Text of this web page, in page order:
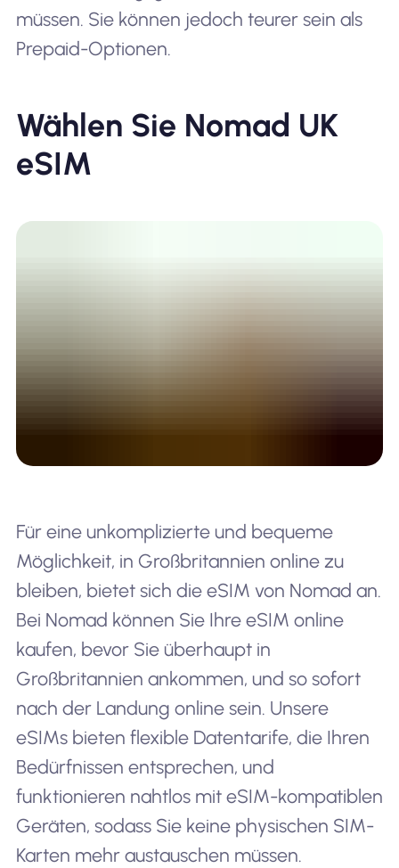
müssen. Sie können jedoch teurer sein als
Prepaid-Optionen.
Wählen Sie Nomad UK
eSIM
Für eine unkomplizierte und bequeme
Möglichkeit, in Großbritannien online zu
bleiben, bietet sich die eSIM von Nomad an.
Bei Nomad können Sie Ihre eSIM online
kaufen, bevor Sie überhaupt in
Großbritannien ankommen, und so sofort
nach der Landung online sein. Unsere
eSIMs bieten flexible Datentarife, die Ihren
Bedürfnissen entsprechen, und
funktionieren nahtlos mit eSIM-kompatiblen
Geräten, sodass Sie keine physischen SIM-
Karten mehr austauschen müssen.